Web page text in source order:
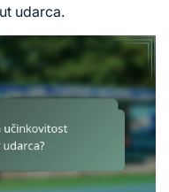
udarca.